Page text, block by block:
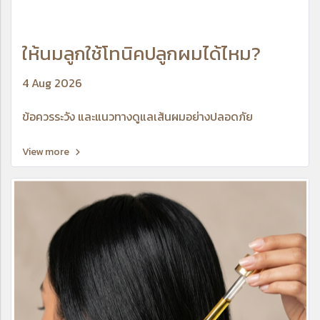
ให้นมลูกใช้โทนิคปลูกผมได้ไหม?
4 Aug 2026
ข้อควรระวัง และแนวทางดูแลเส้นผมอย่างปลอดภัย
View more